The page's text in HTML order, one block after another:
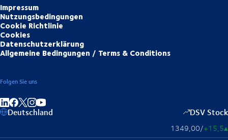
Impressum
Nutzungsbedingungen
Cookie Richtlinie
Cookies
Datenschutzerklärung
Allgemeine Bedingungen / Terms & Conditions
Folgen Sie uns
Auf LinkedIn teilen
Auf Facebook teilen
Auf Instagram teilen
Auf YouTube teilen
Deutschland DSV Stock
1349,00/+15,5▴